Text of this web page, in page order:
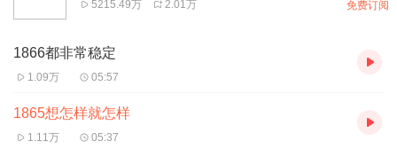
5215.49万 2.01万 免费订阅
1866都非常稳定
1.09万 05:57
1865想怎样就怎样
1.11万 05:37